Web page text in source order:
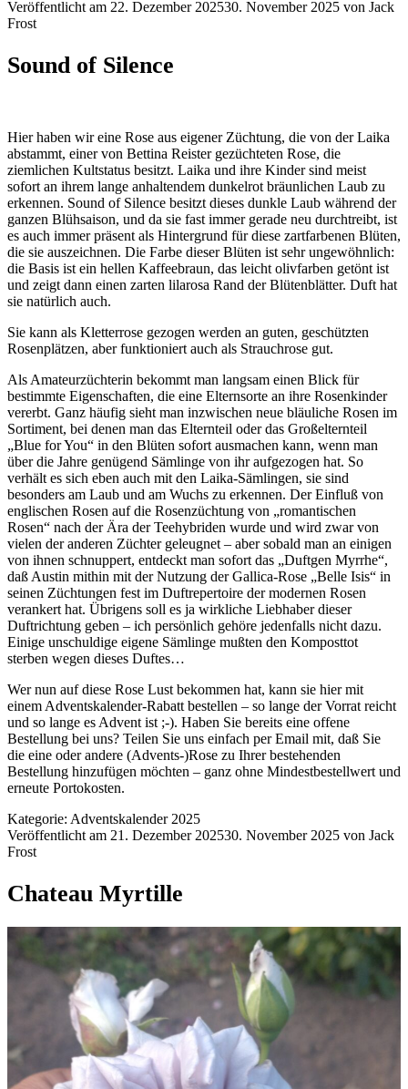
Veröffentlicht am 22. Dezember 202530. November 2025 von Jack
Frost
Sound of Silence
Hier haben wir eine Rose aus eigener Züchtung, die von der Laika
abstammt, einer von Bettina Reister gezüchteten Rose, die
ziemlichen Kultstatus besitzt. Laika und ihre Kinder sind meist
sofort an ihrem lange anhaltendem dunkelrot bräunlichen Laub zu
erkennen. Sound of Silence besitzt dieses dunkle Laub während der
ganzen Blühsaison, und da sie fast immer gerade neu durchtreibt, ist
es auch immer präsent als Hintergrund für diese zartfarbenen Blüten,
die sie auszeichnen. Die Farbe dieser Blüten ist sehr ungewöhnlich:
die Basis ist ein hellen Kaffeebraun, das leicht olivfarben getönt ist
und zeigt dann einen zarten lilarosa Rand der Blütenblätter. Duft hat
sie natürlich auch.
Sie kann als Kletterrose gezogen werden an guten, geschützten
Rosenplätzen, aber funktioniert auch als Strauchrose gut.
Als Amateurzüchterin bekommt man langsam einen Blick für
bestimmte Eigenschaften, die eine Elternsorte an ihre Rosenkinder
vererbt. Ganz häufig sieht man inzwischen neue bläuliche Rosen im
Sortiment, bei denen man das Elternteil oder das Großelternteil
„Blue for You“ in den Blüten sofort ausmachen kann, wenn man
über die Jahre genügend Sämlinge von ihr aufgezogen hat. So
verhält es sich eben auch mit den Laika-Sämlingen, sie sind
besonders am Laub und am Wuchs zu erkennen. Der Einfluß von
englischen Rosen auf die Rosenzüchtung von „romantischen
Rosen“ nach der Ära der Teehybriden wurde und wird zwar von
vielen der anderen Züchter geleugnet – aber sobald man an einigen
von ihnen schnuppert, entdeckt man sofort das „Duftgen Myrrhe“,
daß Austin mithin mit der Nutzung der Gallica-Rose „Belle Isis“ in
seinen Züchtungen fest im Duftrepertoire der modernen Rosen
verankert hat. Übrigens soll es ja wirkliche Liebhaber dieser
Duftrichtung geben – ich persönlich gehöre jedenfalls nicht dazu.
Einige unschuldige eigene Sämlinge mußten den Komposttot
sterben wegen dieses Duftes…
Wer nun auf diese Rose Lust bekommen hat, kann sie hiermit
einem Adventskalender-Rabatt bestellen – so lange der Vorrat reicht
und so lange es Advent ist ;-). Haben Sie bereits eine offene
Bestellung bei uns? Teilen Sie uns einfach per Email mit, daß Sie
die eine oder andere (Advents-)Rose zu Ihrer bestehenden
Bestellung hinzufügen möchten – ganz ohne Mindestbestellwert und
erneute Portokosten.
Kategorie: Adventskalender 2025
Veröffentlicht am 21. Dezember 202530. November 2025 von Jack
Frost
Chateau Myrtille